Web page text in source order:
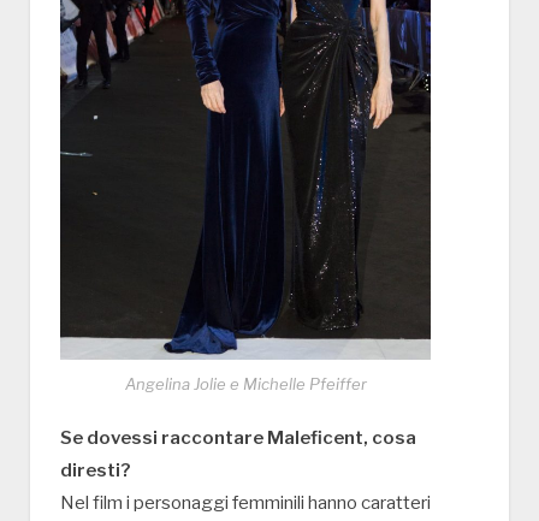
Angelina Jolie e Michelle Pfeiffer
Se dovessi raccontare Maleficent, cosa
diresti?
Nel film i personaggi femminili hanno caratteri